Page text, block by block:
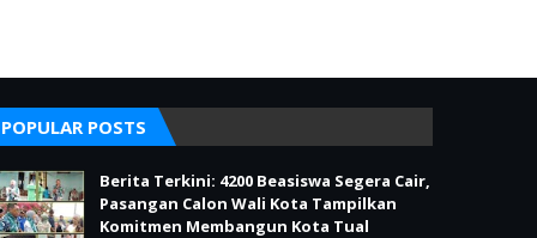
POPULAR POSTS
Berita Terkini: 4200 Beasiswa Segera Cair,
Pasangan Calon Wali Kota Tampilkan
Komitmen Membangun Kota Tual